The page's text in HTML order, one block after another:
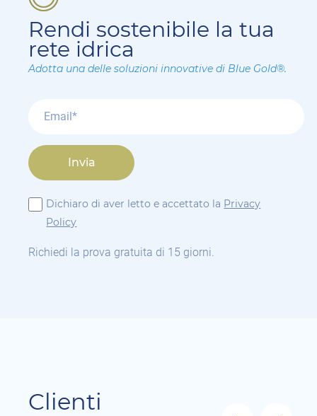
Rendi sostenibile la tua
rete idrica
Adotta una delle soluzioni innovative di Blue Gold®.
Invia
Dichiaro di aver letto e accettato la Privacy
Policy
Richiedi la prova gratuita di 15 giorni.
Clienti